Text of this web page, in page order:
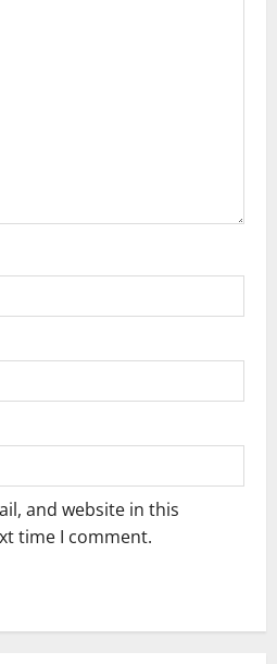
and website in this
time I comment.